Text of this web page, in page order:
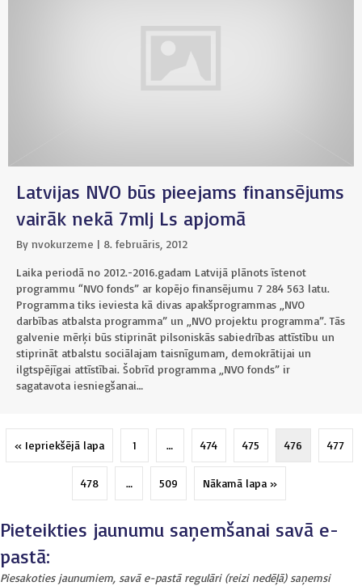
Latvijas NVO būs pieejams finansējums
vairāk nekā 7mlj Ls apjomā
By nvokurzeme | 8. februāris, 2012
Laika periodā no 2012.-2016.gadam Latvijā plānots īstenot
programmu “NVO fonds” ar kopējo finansējumu 7 284 563 latu.
Programma tiks ieviesta kā divas apakšprogrammas „NVO
darbības atbalsta programma” un „NVO projektu programma”. Tās
galvenie mērķi būs stiprināt pilsoniskās sabiedrības attīstību un
stiprināt atbalstu sociālajam taisnīgumam, demokrātijai un
ilgtspējīgai attīstībai. Šobrīd programma „NVO fonds” ir
sagatavota iesniegšanai…
« Iepriekšējā lapa 1 … 474 475 476 477
478 … 509 Nākamā lapa »
Pieteikties jaunumu saņemšanai savā e-
pastā:
Piesakoties jaunumiem, savā e-pastā regulāri (reizi nedēļā) saņemsi